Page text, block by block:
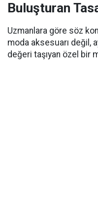
Buluşturan
Uzmanlara göre söz
moda aksesuarı değil,
değeri taşıyan özel bir